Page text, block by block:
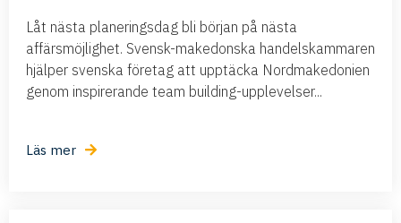
Låt nästa planeringsdag bli början på nästa
affärsmöjlighet. Svensk-makedonska handelskammaren
hjälper svenska företag att upptäcka Nordmakedonien
genom inspirerande team building-upplevelser...
Läs mer